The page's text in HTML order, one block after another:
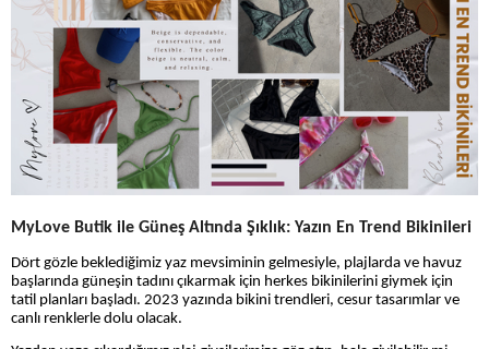
MyLove Butik ile Güneş Altında Şıklık: Yazın En Trend Bikinileri
Dört gözle beklediğimiz yaz mevsiminin gelmesiyle, plajlarda ve havuz
başlarında güneşin tadını çıkarmak için herkes bikinilerini giymek için
tatil planları başladı. 2023 yazında bikini trendleri, cesur tasarımlar ve
canlı renklerle dolu olacak.